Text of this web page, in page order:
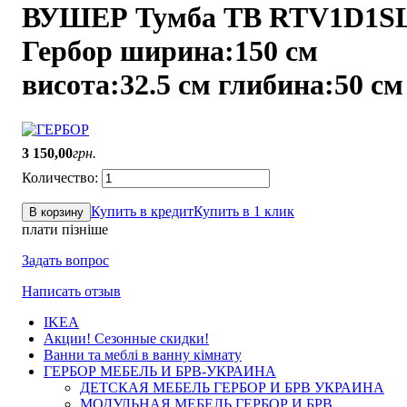
ВУШЕР Тумба ТВ
Гербор ширина:150 см
висота:32.5 см глибина:50 см
3 150,00грн.
В корзину Купить в кредитКупить в 1 клик
плати пізніше
Задать вопрос
Написать отзыв
IKEA
Акции! Сезонные скидки!
Ванни та меблі в ванну кімнату
ГЕРБОР МЕБЕЛЬ И БРВ-УКРАИНА
ДЕТСКАЯ МЕБЕЛЬ ГЕРБОР И БРВ УКРАИНА
МОДУЛЬНАЯ МЕБЕЛЬ ГЕРБОР И БРВ